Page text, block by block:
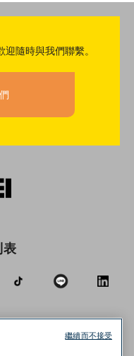
隨時與我們聯繫。
表
繼續而不接受